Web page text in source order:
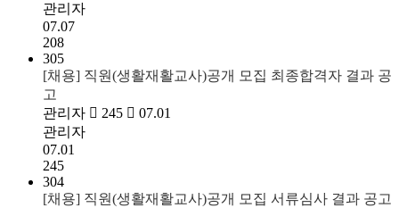
관리자
07.07
208
305
[채용] 직원(생활재활교사)공개 모집 최종합격자 결과 공
고
관리자
245
07.01
관리자
07.01
245
304
[채용] 직원(생활재활교사)공개 모집 서류심사 결과 공고